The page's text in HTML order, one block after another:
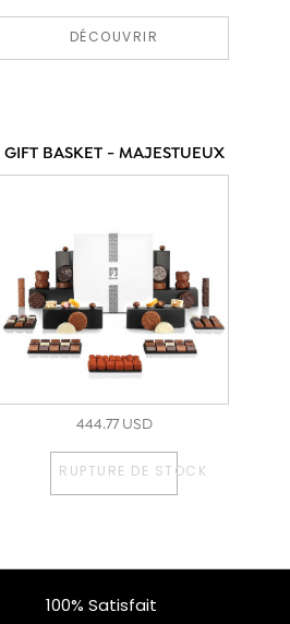
DÉCOUVRIR
GIFT BASKET - MAJESTUEUX
444.77 USD
RUPTURE DE STOCK
100% Satisfait